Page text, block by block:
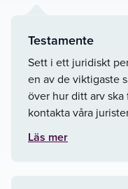
Testamente
Sett i ett juridiskt
en av de viktigaste
över hur ditt arv
kontakta våra
Läs mer